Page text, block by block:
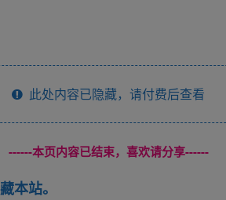
此处内容已隐藏，请付费后查看
------本页内容已结束，喜欢请分享------
本站。